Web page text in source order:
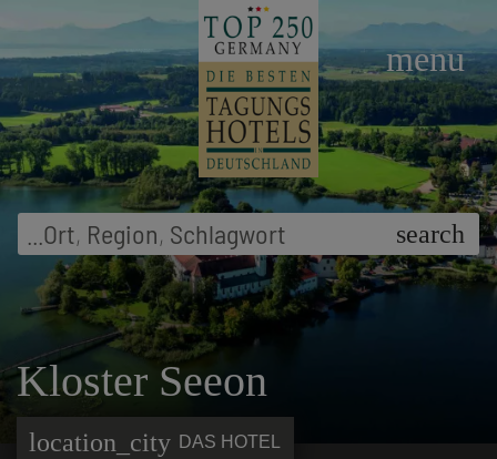
Ort, Region, Schlagwort search
menu
Kloster Seeon
location_city DAS HOTEL